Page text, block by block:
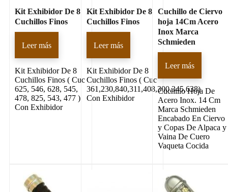
Kit Exhibidor De 8
Cuchillos Finos
Leer más
Kit Exhibidor De 8
Cuchillos Finos ( Cuc
625, 546, 628, 545,
478, 825, 543, 477 )
Con Exhibidor
Kit Exhibidor De 8
Cuchillos Finos
Leer más
Kit Exhibidor De 8
Cuchillos Finos ( Cuc
361,230,840,311,408,300,345,638)
Con Exhibidor
Cuchillo de Ciervo
hoja 14Cm Acero
Inox Marca
Schmieden
Leer más
Cuchillo Hoja De
Acero Inox. 14 Cm
Marca Schmieden
Encabado En Ciervo
y Copas De Alpaca y
Vaina De Cuero
Vaqueta Cocida